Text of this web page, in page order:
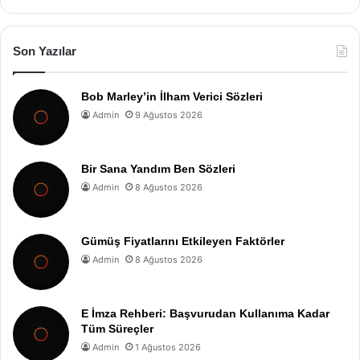
Son Yazılar
Bob Marley’in İlham Verici Sözleri
Admin 9 Ağustos 2026
Bir Sana Yandım Ben Sözleri
Admin 8 Ağustos 2026
Gümüş Fiyatlarını Etkileyen Faktörler
Admin 8 Ağustos 2026
E İmza Rehberi: Başvurudan Kullanıma Kadar
Tüm Süreçler
Admin 1 Ağustos 2026